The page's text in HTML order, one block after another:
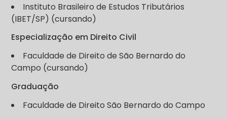
Instituto Brasileiro de Estudos Tributários
(IBET/SP) (cursando)
Especialização em Direito Civil
Faculdade de Direito de São Bernardo do
Campo (cursando)
Graduação
Faculdade de Direito São Bernardo do Campo